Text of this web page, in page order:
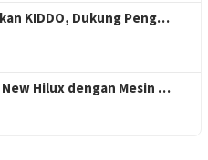
KIDDO, Dukung Peng…
Hilux dengan Mesin …